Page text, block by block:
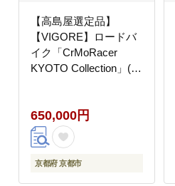
【高島屋選定品】
【VIGORE】ロードバ
イク「CrMoRacer
KYOTO Collection」(フ
車 ブランド 人気 おす
すめ スポーツ アウトド
ア ツーリング ブランド
メーカー 取り寄せ 通販
650,000円
京都府 京都市